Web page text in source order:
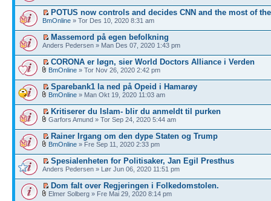
POTUS now controls and decides CNN and the most of
BmOnline » Tor Des 10, 2020 8:31 am
Massemord på egen befolkning
Anders Pedersen » Man Des 07, 2020 1:43 pm
CORONA er løgn, sier World Doctors Alliance i Verden
BmOnline » Tor Nov 26, 2020 2:42 pm
Sparebank1 la ned på Opeid i Hamarøy
BmOnline » Man Okt 19, 2020 11:03 am
Kritiserer du Islam- blir du anmeldt til purken
Garfors Amund » Tor Sep 24, 2020 5:44 am
Rainer Irgang om den dype Staten og Trump
BmOnline » Fre Sep 11, 2020 2:33 pm
Spesialenheten for Politisaker, Jan Egil Presthus
Anders Pedersen » Lør Jun 06, 2020 11:51 pm
Dom falt over Regjeringen i Folkedomstolen.
Elmer Solberg » Fre Mai 29, 2020 8:14 pm